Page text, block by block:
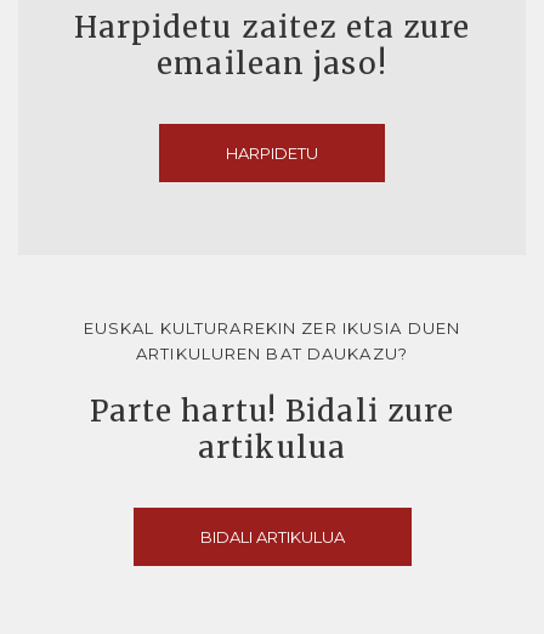
Harpidetu zaitez eta zure
emailean jaso!
HARPIDETU
EUSKAL KULTURAREKIN ZER IKUSIA DUEN
ARTIKULUREN BAT DAUKAZU?
Parte hartu! Bidali zure
artikulua
BIDALI ARTIKULUA